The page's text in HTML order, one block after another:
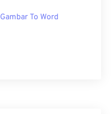
Gambar To Word